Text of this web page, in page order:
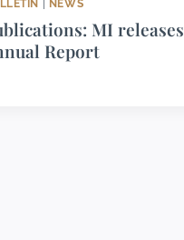
| NEWS
MI releases
Report